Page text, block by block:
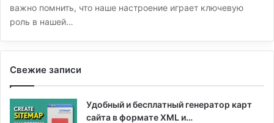
важно помнить, что наше настроение играет ключевую
роль в нашей…
Свежие записи
Удобный и бесплатный генератор карт
сайта в формате XML и…